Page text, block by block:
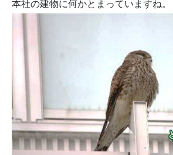
本社の建物に何かとまっていますね。